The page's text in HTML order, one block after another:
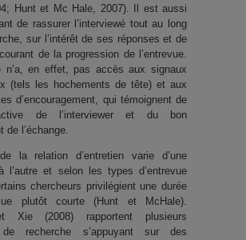
Hunt et Mc Hale, 2007). Il est aussi
de rassurer l’interviewé tout au long
sur l’intérêt de ses réponses et de
de la progression de l’entrevue.
n’a, en effet, pas accès aux signaux
(tels les hochements de tête) et aux
d’encouragement, qui témoignent de
de l’interviewer et du bon
de l’échange.
la relation d’entretien varie d’une
l’autre et selon les types d’entrevue
chercheurs privilégient une durée
plutôt courte (Hunt et McHale).
Xie (2008) rapportent plusieurs
de recherche s’appuyant sur des